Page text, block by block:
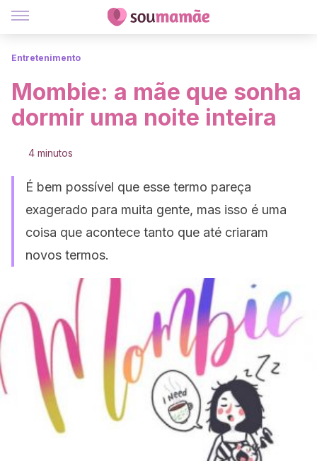
Entretenimento
Mombie: a mãe que sonha
dormir uma noite inteira
4 minutos
É bem possível que esse termo pareça
exagerado para muita gente, mas isso é uma
coisa que acontece tanto que até criaram
novos termos.